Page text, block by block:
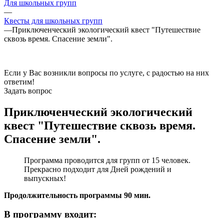
Для школьных групп
—
Квесты для школьных групп
—Приключенческий экологический квест "Путешествие
сквозь время. Спасение земли".
Если у Вас возникли вопросы по услуге, с радостью на них
ответим!
Задать вопрос
Приключенческий экологический
квест "Путешествие сквозь время.
Спасение земли".
Программа проводится для групп от 15 человек.
Прекрасно подходит для Дней рождений и
выпускных!
Продолжительность программы 90 мин.
В программу входит: